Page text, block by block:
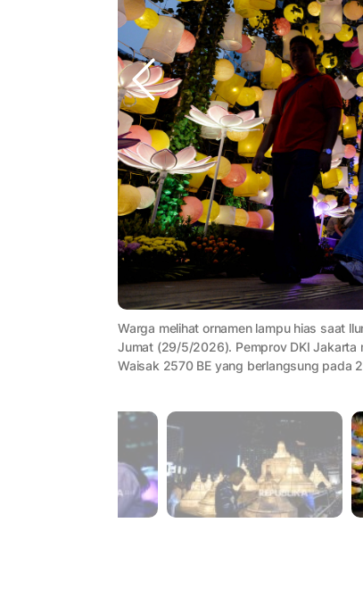
Warga melihat ornamen lampu hias saat
Jumat (29/5/2026). Pemprov DKI Jakarta
Waisak 2570 BE yang berlangsung pada